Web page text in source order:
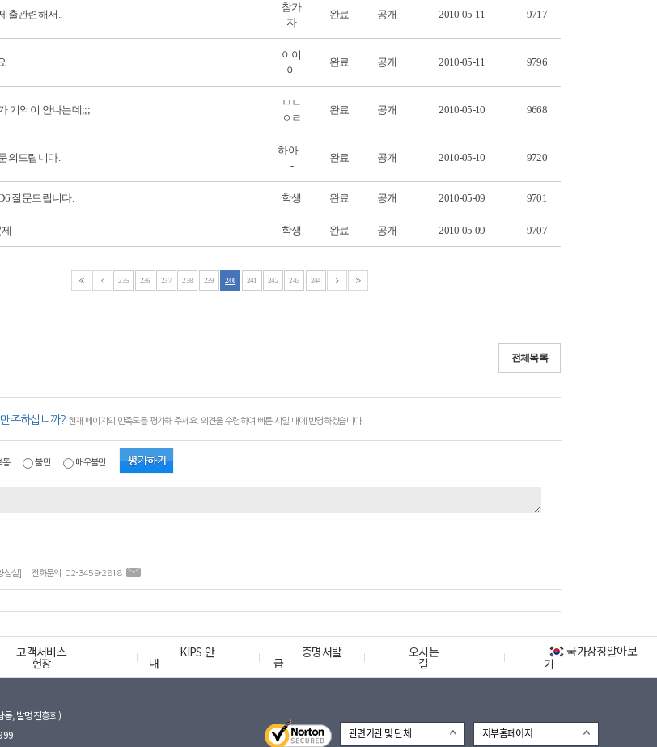
출관련해서..
참가
자
완료 공개 2010-05-11 9717
이이
이
완료 공개 2010-05-11 9796
기억이 안나는데;;;
ㅁㄴ
ㅇㄹ
완료 공개 2010-05-10 9668
의드립니다.
하아-_
-
완료 공개 2010-05-10 9720
질문드립니다. 학생 완료 공개 2010-05-09 9701
학생 완료 공개 2010-05-09 9707
235 236 237 238 239 240 241 242 243 244
전체목록
족하십니까? 현재 페이지의 만족도를 평가해 주세요. 의견을 수렴하여 빠른 시일 내에 반영하겠습니다.
통 불만 매우불만
ㆍ콘텐츠 담당자 : [지식재산인력양성실] ㆍ전화문의: 02-3459-2818
고객서비스
헌장
KIPS 안
내
증명서발
급
오시는
길
국가상징알아보
기
, 발명진흥회)
관련기관 및 단체 지부홈페이지